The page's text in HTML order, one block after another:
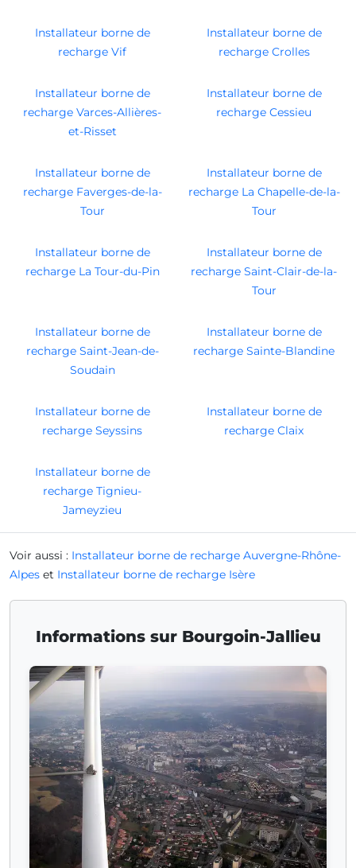
Installateur borne de
recharge Vif
Installateur borne de
recharge Crolles
Installateur borne de
recharge Varces-Allières-
et-Risset
Installateur borne de
recharge Cessieu
Installateur borne de
recharge Faverges-de-la-
Tour
Installateur borne de
recharge La Chapelle-de-la-
Tour
Installateur borne de
recharge La Tour-du-Pin
Installateur borne de
recharge Saint-Clair-de-la-
Tour
Installateur borne de
recharge Saint-Jean-de-
Soudain
Installateur borne de
recharge Sainte-Blandine
Installateur borne de
recharge Seyssins
Installateur borne de
recharge Claix
Installateur borne de
recharge Tignieu-
Jameyzieu
Voir aussi : Installateur borne de recharge Auvergne-Rhône-
Alpes et Installateur borne de recharge Isère
Informations sur Bourgoin-Jallieu